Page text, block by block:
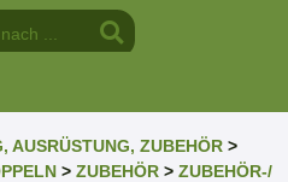
AUSRÜSTUNG, ZUBEHÖR >
> ZUBEHÖR > ZUBEHÖR-/